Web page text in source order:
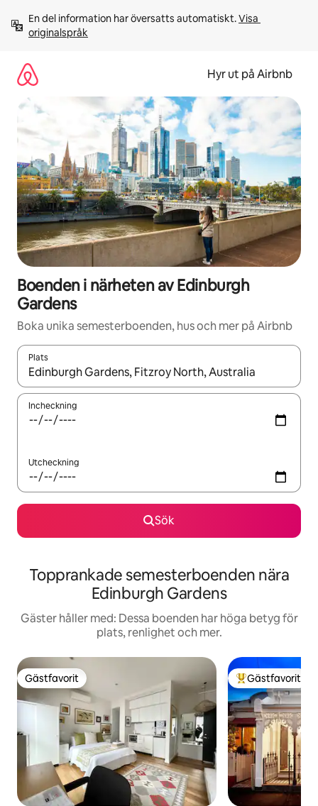
innehåll
En del information har översatts automatiskt. Visa
originalspråk
Hyr ut på Airbnb
Boenden i närheten av Edinburgh
Gardens
Boka unika semesterboenden, hus och mer på Airbnb
Plats
När resultaten är tillgängliga kan du navigera med upp- och
Incheckning
Utcheckning
Sök
Topprankade semesterboenden nära
Edinburgh Gardens
Gäster håller med: Dessa boenden har höga betyg för
plats, renlighet och mer.
Gästfavorit
Gästfavorit Populär
Gästfavorit